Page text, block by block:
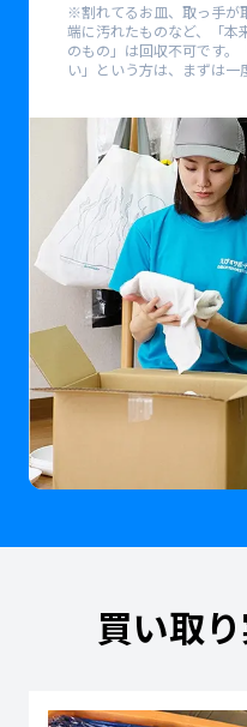
※割れてるお皿、取っ手が
端に汚れたものなど、「本
のもの」は回収不可です。
い」という方は、まずは一
買い取